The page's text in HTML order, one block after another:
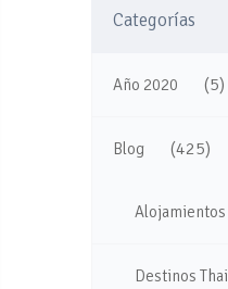
Categorías
Año 2020 (5)
Blog (425)
Alojamientos
Destinos Thai